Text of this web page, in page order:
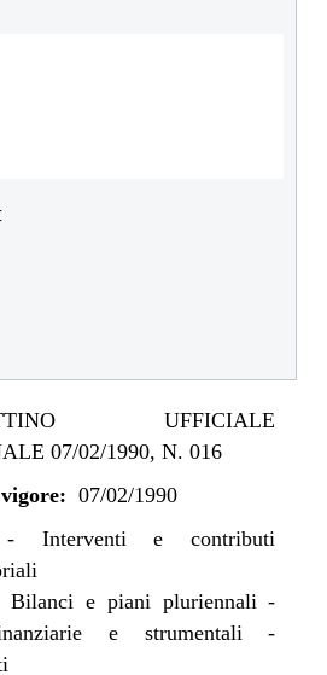
UFFICIALE
07/02/1990, N. 016
07/02/1990
Interventi e contributi
Bilanci e piani pluriennali -
e strumentali -